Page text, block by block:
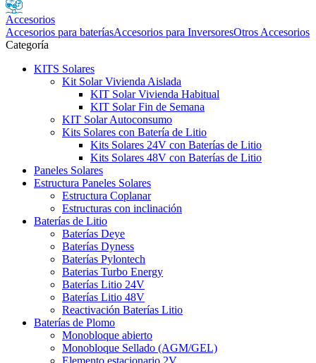
Accesorios
Accesorios para bateríasAccesorios para InversoresOtros Accesorios
Categoría
KITS Solares
Kit Solar Vivienda Aislada
KIT Solar Vivienda Habitual
KIT Solar Fin de Semana
KIT Solar Autoconsumo
Kits Solares con Batería de Litio
Kits Solares 24V con Baterías de Litio
Kits Solares 48V con Baterías de Litio
Paneles Solares
Estructura Paneles Solares
Estructura Coplanar
Estructuras con inclinación
Baterías de Litio
Baterías Deye
Baterías Dyness
Baterías Pylontech
Baterias Turbo Energy
Baterías Litio 24V
Baterías Litio 48V
Reactivación Baterías Litio
Baterías de Plomo
Monobloque abierto
Monobloque Sellado (AGM/GEL)
Elemento estacionario 2V